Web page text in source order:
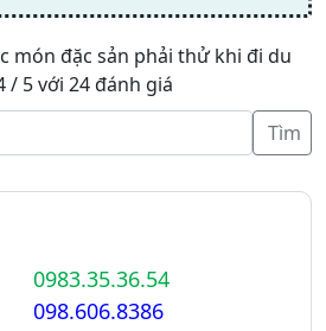
món đặc sản phải thử khi đi du
/ 5 với 24 đánh giá
Tìm
0983.35.36.54
098.606.8386